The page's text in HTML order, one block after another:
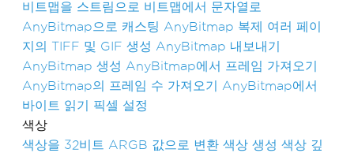
비트맵을 스트림으로 비트맵에서 문자열로
AnyBitmap으로 캐스팅 AnyBitmap 복제 여러 페이
지의 TIFF 및 GIF 생성 AnyBitmap 내보내기
AnyBitmap 생성 AnyBitmap에서 프레임 가져오기
AnyBitmap의 프레임 수 가져오기 AnyBitmap에서
바이트 읽기 픽셀 설정
색상
색상을 32비트 ARGB 값으로 변환 색상 생성 색상 깊